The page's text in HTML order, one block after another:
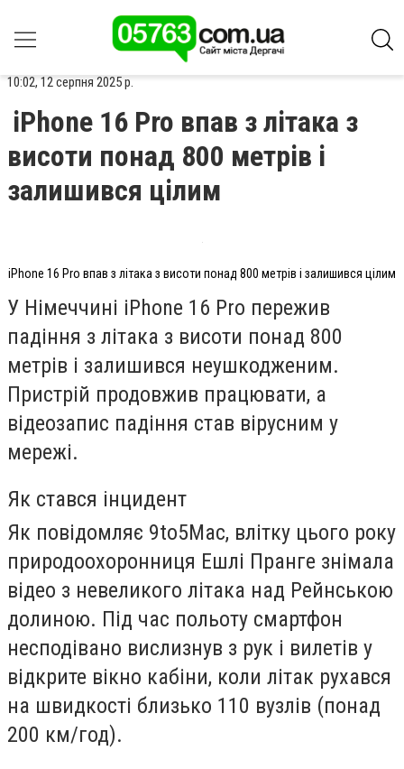
10:02, 12 серпня 2025 р.
iPhone 16 Pro впав з літака з
висоти понад 800 метрів і
залишився цілим
iPhone 16 Pro впав з літака з висоти понад 800 метрів і залишився цілим
У Німеччині iPhone 16 Pro пережив
падіння з літака з висоти понад 800
метрів і залишився неушкодженим.
Пристрій продовжив працювати, а
відеозапис падіння став вірусним у
мережі.
Як стався інцидент
Як повідомляє 9to5Mac, влітку цього року
природоохоронниця Ешлі Пранге знімала
відео з невеликого літака над Рейнською
долиною. Під час польоту смартфон
несподівано вислизнув з рук і вилетів у
відкрите вікно кабіни, коли літак рухався
на швидкості близько 110 вузлів (понад
200 км/год).